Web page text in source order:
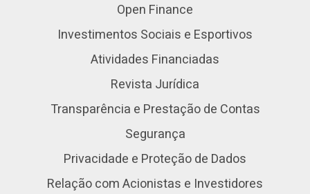
Open Finance
Investimentos Sociais e Esportivos
Atividades Financiadas
Revista Jurídica
Transparência e Prestação de Contas
Segurança
Privacidade e Proteção de Dados
Relação com Acionistas e Investidores